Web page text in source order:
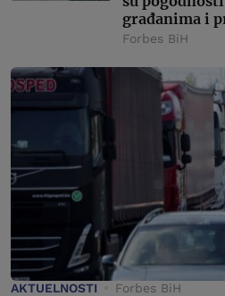
građanima i
Forbes BiH
AKTUELNOSTI Forbes BiH